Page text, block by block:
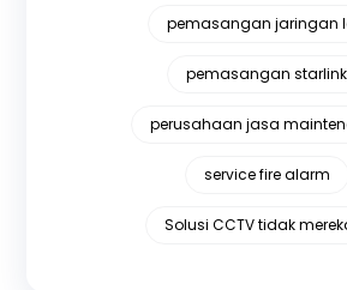
pemasangan jaringan
pemasangan starlink
perusahaan jasa
service fire alarm
Solusi CCTV tidak